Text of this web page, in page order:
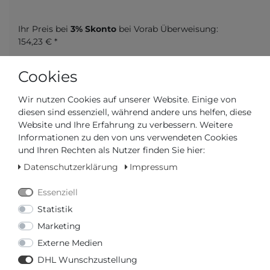
Ihr Preis bei 3% Skonto bei Vorab Überweisung:
154,23 € *
Wunschliste Frage zum Artikel Preisanfrage
Leider ist der Artikel aktuell vergriffen. Falls Sie
weitere Informationen wünschen, können Sie
unser Formular verwenden.
Cookies
Wir nutzen Cookies auf unserer Website. Einige von
diesen sind essenziell, während andere uns helfen, diese
Website und Ihre Erfahrung zu verbessern. Weitere
Informationen zu den von uns verwendeten Cookies
und Ihren Rechten als Nutzer finden Sie hier:
Datenschutzerklärung
Impressum
Essenziell
Statistik
Marketing
Externe Medien
DHL Wunschzustellung